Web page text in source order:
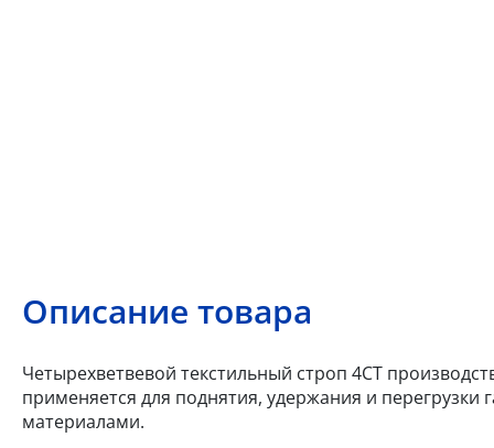
Описание товара
Четырехветвевой текстильный строп 4СТ
применяется для поднятия, удержания и
материалами.